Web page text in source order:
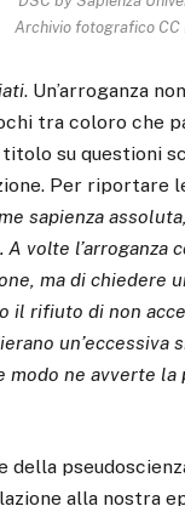
Archivio fotografico CC
. Un’arroganza
tra coloro che
su questioni
Per riportare
sapienza
volte l’arroganza
ma di chiedere
il rifiuto di non
un’eccessiva
modo ne avverte
alla nostra